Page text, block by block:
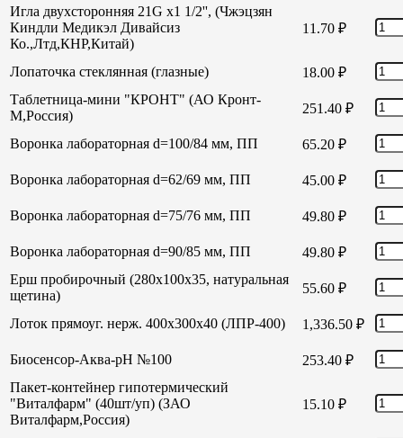
Игла двухсторонняя 21G х1 1/2'', (Чжэцзян
Киндли Медикэл Дивайсиз
Ко.,Лтд,КНР,Китай)
11.70 ₽
Лопаточка стеклянная (глазные) 18.00 ₽
Таблетница-мини "КРОНТ" (АО Кронт-
М,Россия)
251.40 ₽
Воронка лабораторная d=100/84 мм, ПП 65.20 ₽
Воронка лабораторная d=62/69 мм, ПП 45.00 ₽
Воронка лабораторная d=75/76 мм, ПП 49.80 ₽
Воронка лабораторная d=90/85 мм, ПП 49.80 ₽
Ерш пробирочный (280х100х35, натуральная
щетина)
55.60 ₽
Лоток прямоуг. нерж. 400х300х40 (ЛПР-400) 1,336.50 ₽
Биосенсор-Аква-рН №100 253.40 ₽
Пакет-контейнер гипотермический
"Виталфарм" (40шт/уп) (ЗАО
Виталфарм,Россия)
15.10 ₽